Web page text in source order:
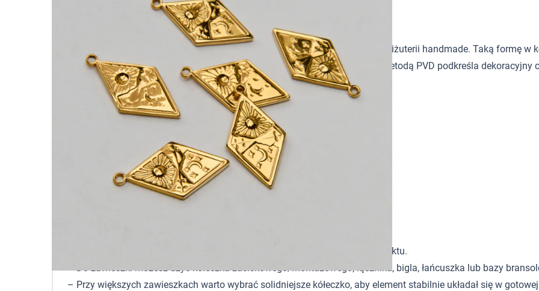
Zawieszka ze stali dzień i noc 25,5mm PVD
Ta zawieszka ze stali chirurgicznej sprawdzi się jako dekoracyjny akcent w biżuterii handmade. Taką formę w
codziennych, minimalistycznych i bardziej ozdobnych. Złote wykończenie metodą PVD podkreśla dekoracyjny
Charakterystyka:
zawieszka
25,5mm
1,2 mm
metoda PVD
– Otwór 1,2 mm pozwala dobrać kółeczko montażowe odpowiednie do projektu.
– Do zawieszki możesz użyć kółeczka zaciskowego/montażowego, łącznika, bigla, łańcuszka lub bazy
– Przy większych zawieszkach warto wybrać solidniejsze kółeczko, aby element stabilnie układał się w